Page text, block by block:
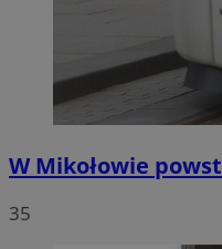
W Mikołowie
35